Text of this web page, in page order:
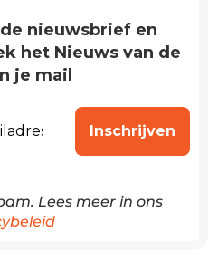
nieuwsbrief en
het Nieuws van de
je mail
Lees meer in ons